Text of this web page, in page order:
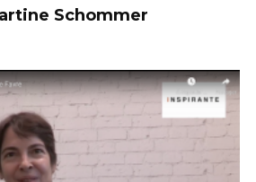
Schommer